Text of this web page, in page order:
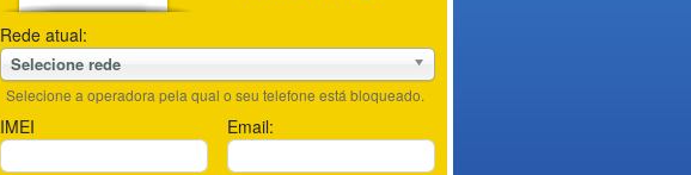
Rede atual:
Selecione rede
Selecione a operadora pela qual o seu telefone está bloqueado.
IMEI Email: